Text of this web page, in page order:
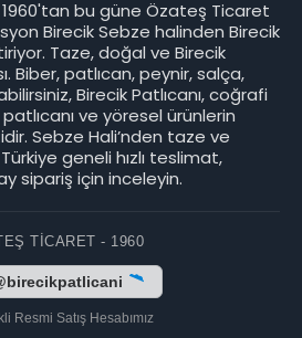
1960'tan bu güne Özateş Ticaret
Birecik Sebze halinden Birecik
Taze, doğal ve Birecik
Biber, patlıcan, peynir, salça,
Birecik Patlıcanı, coğrafi
ve yöresel ürünlerin
Sebze Hali’nden taze ve
geneli hızlı teslimat,
sipariş için inceleyin.
TICARET - 1960
Resmi Satış Hesabımız